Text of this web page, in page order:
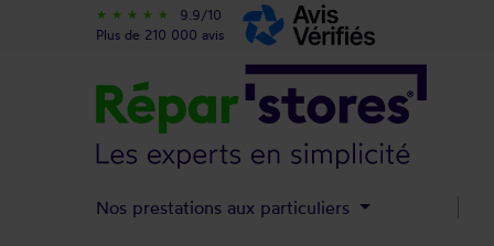
star_rate star_rate star_rate star_rate star_rate
9.9/10
Plus de 210 000 avis
Nos prestations aux particuliers